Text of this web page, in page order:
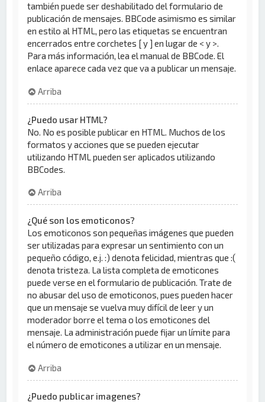
también puede ser deshabilitado del formulario de
publicación de mensajes. BBCode asimismo es similar
en estilo al HTML, pero las etiquetas se encuentran
encerrados entre corchetes [ y ] en lugar de < y >.
Para más información, lea el manual de BBCode. El
enlace aparece cada vez que va a publicar un mensaje.
Arriba
¿Puedo usar HTML?
No. No es posible publicar en HTML. Muchos de los
formatos y acciones que se pueden ejecutar
utilizando HTML pueden ser aplicados utilizando
BBCodes.
Arriba
¿Qué son los emoticonos?
Los emoticonos son pequeñas imágenes que pueden
ser utilizadas para expresar un sentimiento con un
pequeño código, e.j. :) denota felicidad, mientras que :(
denota tristeza. La lista completa de emoticones
puede verse en el formulario de publicación. Trate de
no abusar del uso de emoticonos, pues pueden hacer
que un mensaje se vuelva muy difícil de leer y un
moderador borre el tema o los emoticones del
mensaje. La administración puede fijar un límite para
el número de emoticones a utilizar en un mensaje.
Arriba
¿Puedo publicar imagenes?